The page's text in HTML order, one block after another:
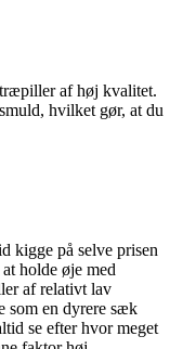
af høj kvalitet.
hvilket gør, at du
kigge på selve prisen
holde øje med
af relativt lav
som en dyrere sæk
se efter hvor meget